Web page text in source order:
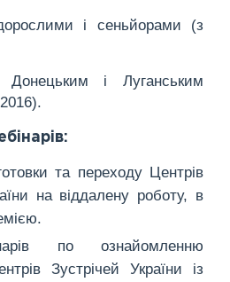
і сеньйорами (з
і Луганським
та переходу Центрів
на віддалену роботу, в
по ознайомленню
Зустрічей України із